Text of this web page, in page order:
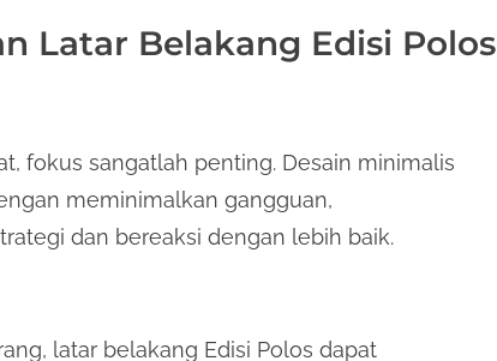
Latar Belakang Edisi Polos
fokus sangatlah penting. Desain minimalis
meminimalkan gangguan,
dan bereaksi dengan lebih baik.
latar belakang Edisi Polos dapat